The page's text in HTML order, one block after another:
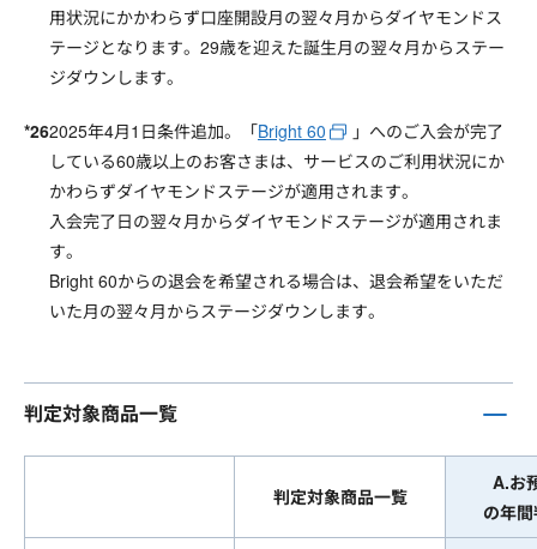
用状況にかかわらず口座開設月の翌々月からダイヤモンドス
テージとなります。29歳を迎えた誕生月の翌々月からステー
ジダウンします。
2025年4月1日条件追加。「Bright 60
」へのご入会が完了
している60歳以上のお客さまは、サービスのご利用状況にか
かわらずダイヤモンドステージが適用されます。
入会完了日の翌々月からダイヤモンドステージが適用されま
す。
Bright 60からの退会を希望される場合は、退会希望をいただ
いた月の翌々月からステージダウンします。
判定対象商品一覧
判定対象商品一覧
A.お
の年